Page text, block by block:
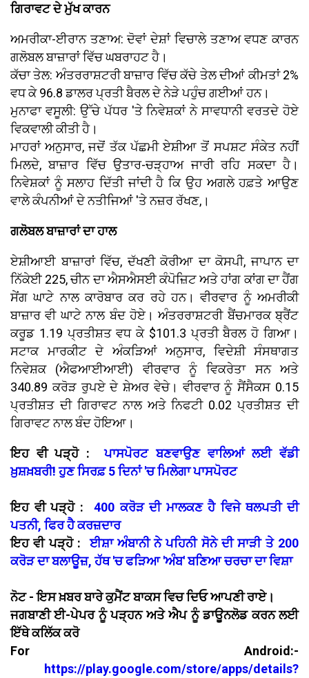
ਗਿਰਾਵਟ ਦੇ ਮੁੱਖ ਕਾਰਨ
ਅਮਰੀਕਾ-ਈਰਾਨ ਤਣਾਅ: ਦੋਵਾਂ ਦੇਸ਼ਾਂ ਵਿਚਾਲੇ ਤਣਾਅ ਵਧਣ ਕਾਰਨ
ਗਲੋਬਲ ਬਾਜ਼ਾਰਾਂ ਵਿੱਚ ਘਬਰਾਹਟ ਹੈ।
ਕੱਚਾ ਤੇਲ: ਅੰਤਰਰਾਸ਼ਟਰੀ ਬਾਜ਼ਾਰ ਵਿੱਚ ਕੱਚੇ ਤੇਲ ਦੀਆਂ ਕੀਮਤਾਂ 2%
ਵਧ ਕੇ 96.8 ਡਾਲਰ ਪ੍ਰਤੀ ਬੈਰਲ ਦੇ ਨੇੜੇ ਪਹੁੰਚ ਗਈਆਂ ਹਨ।
ਮੁਨਾਫਾ ਵਸੂਲੀ: ਉੱਚੇ ਪੱਧਰ 'ਤੇ ਨਿਵੇਸ਼ਕਾਂ ਨੇ ਸਾਵਧਾਨੀ ਵਰਤਦੇ ਹੋਏ
ਵਿਕਵਾਲੀ ਕੀਤੀ ਹੈ।
ਮਾਹਰਾਂ ਅਨੁਸਾਰ, ਜਦੋਂ ਤੱਕ ਪੱਛਮੀ ਏਸ਼ੀਆ ਤੋਂ ਸਪਸ਼ਟ ਸੰਕੇਤ ਨਹੀਂ
ਮਿਲਦੇ, ਬਾਜ਼ਾਰ ਵਿੱਚ ਉਤਾਰ-ਚੜ੍ਹਾਅ ਜਾਰੀ ਰਹਿ ਸਕਦਾ ਹੈ।
ਨਿਵੇਸ਼ਕਾਂ ਨੂੰ ਸਲਾਹ ਦਿੱਤੀ ਜਾਂਦੀ ਹੈ ਕਿ ਉਹ ਅਗਲੇ ਹਫ਼ਤੇ ਆਉਣ
ਵਾਲੇ ਕੰਪਨੀਆਂ ਦੇ ਨਤੀਜਿਆਂ 'ਤੇ ਨਜ਼ਰ ਰੱਖਣ,।
ਗਲੋਬਲ ਬਾਜ਼ਾਰਾਂ ਦਾ ਹਾਲ
ਏਸ਼ੀਆਈ ਬਾਜ਼ਾਰਾਂ ਵਿੱਚ, ਦੱਖਣੀ ਕੋਰੀਆ ਦਾ ਕੋਸਪੀ, ਜਾਪਾਨ ਦਾ
ਨਿੱਕੇਈ 225, ਚੀਨ ਦਾ ਐਸਐਸਈ ਕੰਪੋਜ਼ਿਟ ਅਤੇ ਹਾਂਗ ਕਾਂਗ ਦਾ ਹੈਂਗ
ਸੇਂਗ ਘਾਟੇ ਨਾਲ ਕਾਰੋਬਾਰ ਕਰ ਰਹੇ ਹਨ। ਵੀਰਵਾਰ ਨੂੰ ਅਮਰੀਕੀ
ਬਾਜ਼ਾਰ ਵੀ ਘਾਟੇ ਨਾਲ ਬੰਦ ਹੋਏ। ਅੰਤਰਰਾਸ਼ਟਰੀ ਬੈਂਚਮਾਰਕ ਬ੍ਰੈਂਟ
ਕਰੂਡ 1.19 ਪ੍ਰਤੀਸ਼ਤ ਵਧ ਕੇ $101.3 ਪ੍ਰਤੀ ਬੈਰਲ ਹੋ ਗਿਆ।
ਸਟਾਕ ਮਾਰਕੀਟ ਦੇ ਅੰਕੜਿਆਂ ਅਨੁਸਾਰ, ਵਿਦੇਸ਼ੀ ਸੰਸਥਾਗਤ
ਨਿਵੇਸ਼ਕ (ਐਫਆਈਆਈ) ਵੀਰਵਾਰ ਨੂੰ ਵਿਕਰੇਤਾ ਸਨ ਅਤੇ
340.89 ਕਰੋੜ ਰੁਪਏ ਦੇ ਸ਼ੇਅਰ ਵੇਚੇ। ਵੀਰਵਾਰ ਨੂੰ ਸੈਂਸੈਕਸ 0.15
ਪ੍ਰਤੀਸ਼ਤ ਦੀ ਗਿਰਾਵਟ ਨਾਲ ਅਤੇ ਨਿਫਟੀ 0.02 ਪ੍ਰਤੀਸ਼ਤ ਦੀ
ਗਿਰਾਵਟ ਨਾਲ ਬੰਦ ਹੋਇਆ।
ਇਹ ਵੀ ਪੜ੍ਹੋ :
ਪਾਸਪੋਰਟ ਬਣਵਾਉਣ ਵਾਲਿਆਂ ਲਈ ਵੱਡੀ
ਖ਼ੁਸ਼ਖ਼ਬਰੀ! ਹੁਣ ਸਿਰਫ਼ 5 ਦਿਨਾਂ 'ਚ ਮਿਲੇਗਾ ਪਾਸਪੋਰਟ
ਇਹ ਵੀ ਪੜ੍ਹੋ : 400 ਕਰੋੜ ਦੀ ਮਾਲਕਣ ਹੈ ਵਿਜੇ ਥਲਪਤੀ ਦੀ
ਪਤਨੀ, ਫਿਰ ਹੈ ਕਰਜ਼ਦਾਰ
ਇਹ ਵੀ ਪੜ੍ਹੋ :ਈਸ਼ਾ ਅੰਬਾਨੀ ਨੇ ਪਹਿਨੀ ਸੋਨੇ ਦੀ ਸਾੜੀ ਤੇ 200
ਕਰੋੜ ਦਾ ਬਲਾਊਜ਼, ਹੱਥ 'ਚ ਫੜਿਆ 'ਅੰਬ' ਬਣਿਆ ਚਰਚਾ ਦਾ ਵਿਸ਼ਾ
ਨੋਟ - ਇਸ ਖ਼ਬਰ ਬਾਰੇ ਕੁਮੈਂਟ ਬਾਕਸ ਵਿਚ ਦਿਓ ਆਪਣੀ ਰਾਏ।
ਜਗਬਾਣੀ ਈ-ਪੇਪਰ ਨੂੰ ਪੜ੍ਹਨ ਅਤੇ ਐਪ ਨੂੰ ਡਾਊਨਲੋਡ ਕਰਨ ਲਈ
ਇੱਥੇ ਕਲਿੱਕ ਕਰੋ
For Android:-
https://play.google.com/store/apps/details?